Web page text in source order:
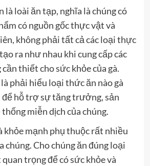
là loài ăn tạp, nghĩa là chúng có
có nguồn gốc thực vật và
không phải tất cả các loại thực
ra như nhau khi cung cấp các
thiết cho sức khỏe của gà.
phải hiểu loại thức ăn nào gà
để hỗ trợ sự tăng trưởng, sản
miễn dịch của chúng.
khỏe mạnh phụ thuộc rất nhiều
chúng. Cho chúng ăn đúng loại
trọng để có sức khỏe và